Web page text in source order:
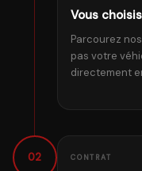
Vous
Parcourez
pas votre
directement
02 CONTRAT